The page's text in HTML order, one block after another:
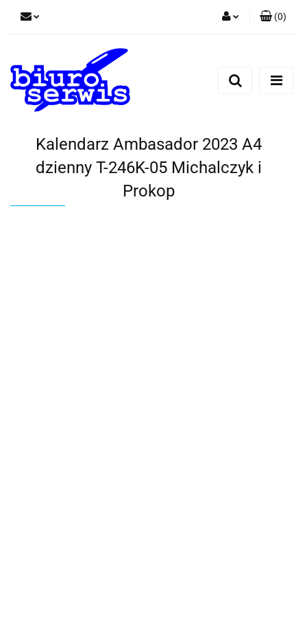
Zarejestruj się
(0)
Kalendarz Ambasador 2023 A4
dzienny T-246K-05 Michalczyk i
Prokop